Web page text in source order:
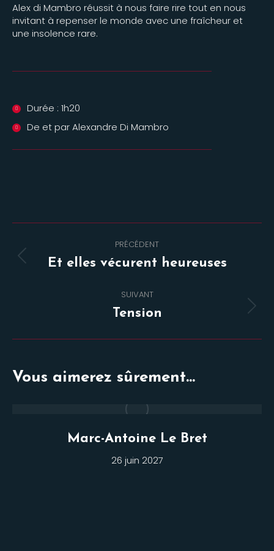
Alex di Mambro réussit à nous faire rire tout en nous
invitant à repenser le monde avec une fraîcheur et
une insolence rare.
Durée : 1h20
De et par Alexandre Di Mambro
de
PRÉCÉDENT
Onglet
Et elles vécurent heureuses
SUIVANT
Projets
Tension
Vous aimerez sûrement...
Marc-Antoine Le Bret
26 juin 2027